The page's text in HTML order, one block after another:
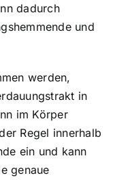
dadurch
und
werden,
in
im Körper
Regel innerhalb
ein und kann
genaue